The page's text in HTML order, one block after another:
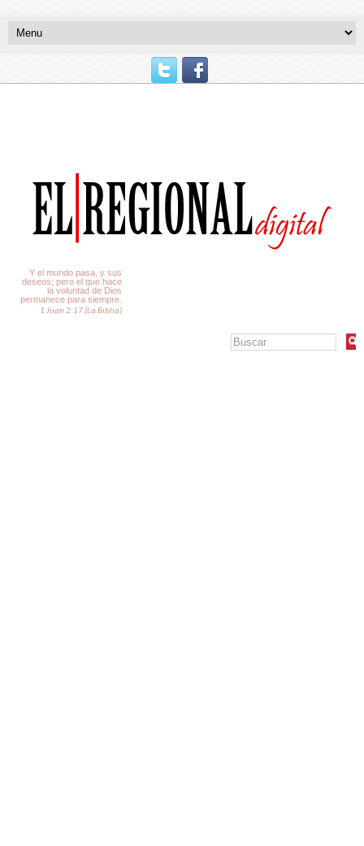
Y el mundo pasa, y sus
deseos; pero el que hace
la voluntad de Dios
permanece para siempre.
1 Juan 2:17 (La Biblia)